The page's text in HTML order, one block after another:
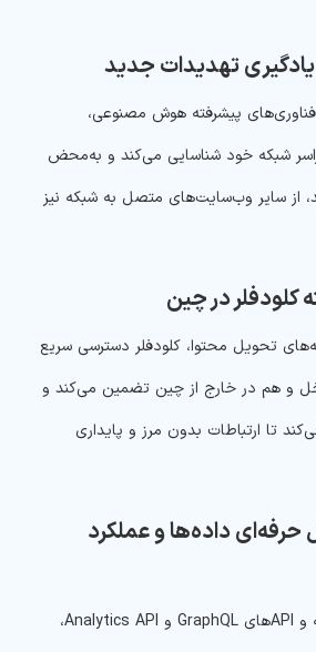
فناوری‌های پیشرفته هوش مصنوعی،
شبکه خود شناسایی می‌کند و به‌محض
سایر وب‌سایت‌های متصل به شبکه نیز
تحویل محتوا، کلودفلر دسترسی سریع
و هم در خارج از چین تضمین می‌کند و
تا ارتباطات بدون مرز و پایداری
حرفه‌ای داده‌ها و عملکرد
با داشبوردهای پیشرفته و API‌های GraphQL و Analytics API،